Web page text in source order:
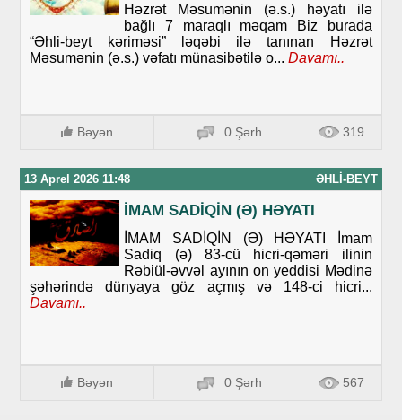
Həzrət Məsumənin (ə.s.) həyatı ilə
bağlı 7 maraqlı məqam Biz burada
“Əhli-beyt kəriməsi” ləqəbi ilə tanınan Həzrət
Məsumənin (ə.s.) vəfatı münasibətilə o... Davamı..
Bəyən 0 Şərh 319
13 Aprel 2026 11:48 ƏHLI-BEYT
İMAM SADİQİN (Ə) HƏYATI
İMAM SADİQİN (Ə) HƏYATI İmam
Sadiq (ə) 83-cü hicri-qəməri ilinin
Rəbiül-əvvəl ayının on yeddisi Mədinə
şəhərində dünyaya göz açmış və 148-ci hicri...
Davamı..
Bəyən 0 Şərh 567